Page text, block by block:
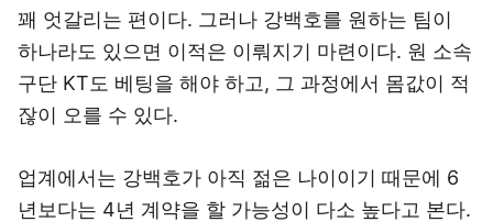
꽤 엇갈리는 편이다. 그러나 강백호를 원하는 팀이
하나라도 있으면 이적은 이뤄지기 마련이다. 원 소속
구단 KT도 베팅을 해야 하고, 그 과정에서 몸값이 적
잖이 오를 수 있다.
업계에서는 강백호가 아직 젊은 나이이기 때문에 6
년보다는 4년 계약을 할 가능성이 다소 높다고 본다.